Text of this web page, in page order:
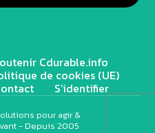
Cdurable.info
de cookies (UE)
S’identifier
pour agir &
- Depuis 2005